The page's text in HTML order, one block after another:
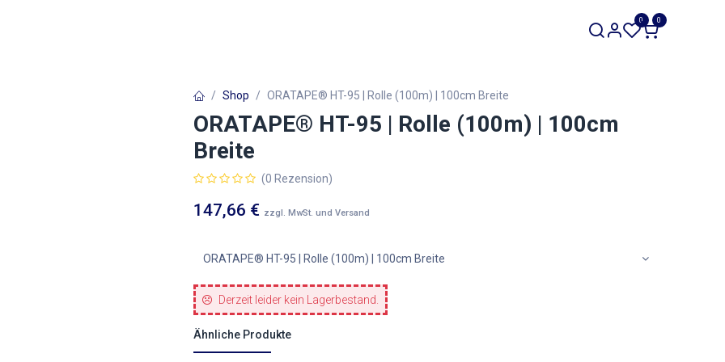
0 0
Shop ORATAPE® HT-95 | Rolle (100m) | 100cm Breite
ORATAPE® HT-95 | Rolle (100m) | 100cm
Breite
(0 Rezension)
147,66 € zzgl. MwSt. und Versand
ORATAPE® HT-95 | Rolle (100m) | 100cm Breite
Derzeit leider kein Lagerbestand.
Ähnliche Produkte